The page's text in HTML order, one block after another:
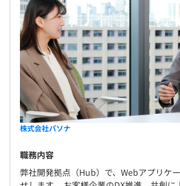
株式会社パソナ
職務内容
弊社開発拠点（Hub）で、Webアプリケ